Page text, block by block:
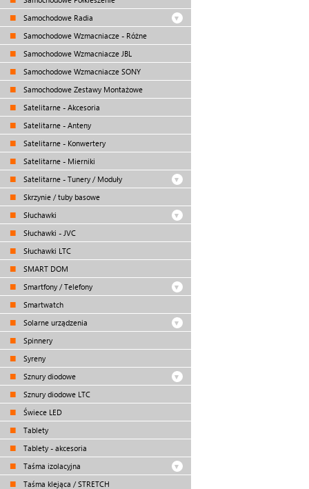
Samochodowe Radia
Samochodowe Wzmacniacze - Różne
Samochodowe Wzmacniacze JBL
Samochodowe Wzmacniacze SONY
Samochodowe Zestawy Montażowe
Satelitarne - Akcesoria
Satelitarne - Anteny
Satelitarne - Konwertery
Satelitarne - Mierniki
Satelitarne - Tunery / Moduły
Skrzynie / tuby basowe
Słuchawki
Słuchawki - JVC
Słuchawki LTC
SMART DOM
Smartfony / Telefony
Smartwatch
Solarne urządzenia
Spinnery
Syreny
Sznury diodowe
Sznury diodowe LTC
Świece LED
Tablety
Tablety - akcesoria
Taśma izolacyjna
Taśma klejąca / STRETCH